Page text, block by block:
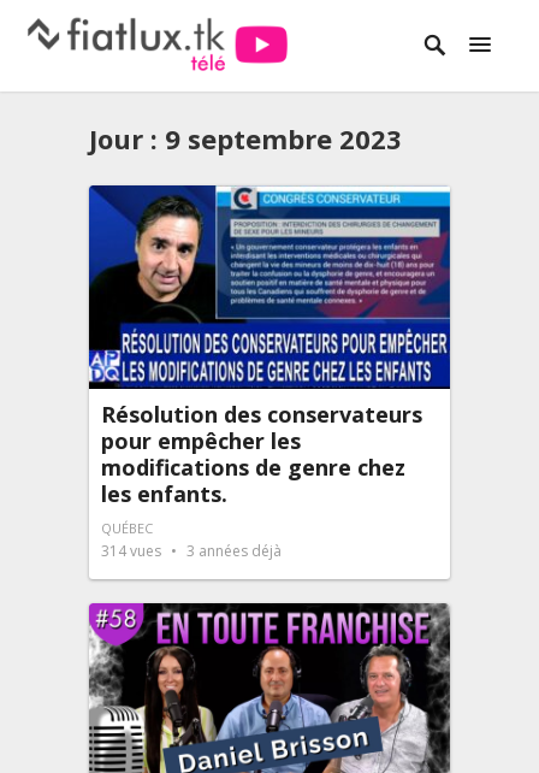
Jour : 9 septembre 2023
Résolution des conservateurs
pour empêcher les
modifications de genre chez
les enfants.
QUÉBEC
314vues 3 années déjà